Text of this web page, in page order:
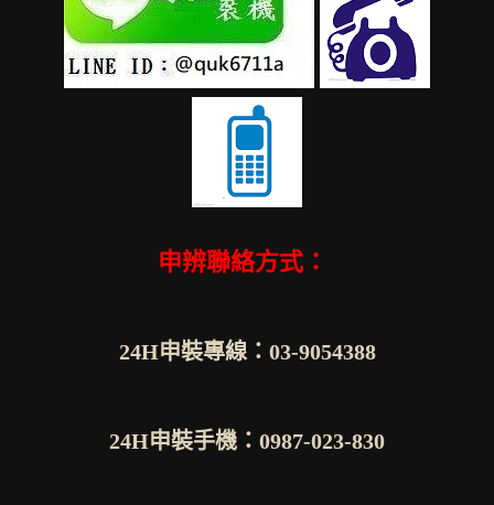
申辨聯絡方式：
24H申裝專線：03-9054388
24H申裝手機：0987-023-830